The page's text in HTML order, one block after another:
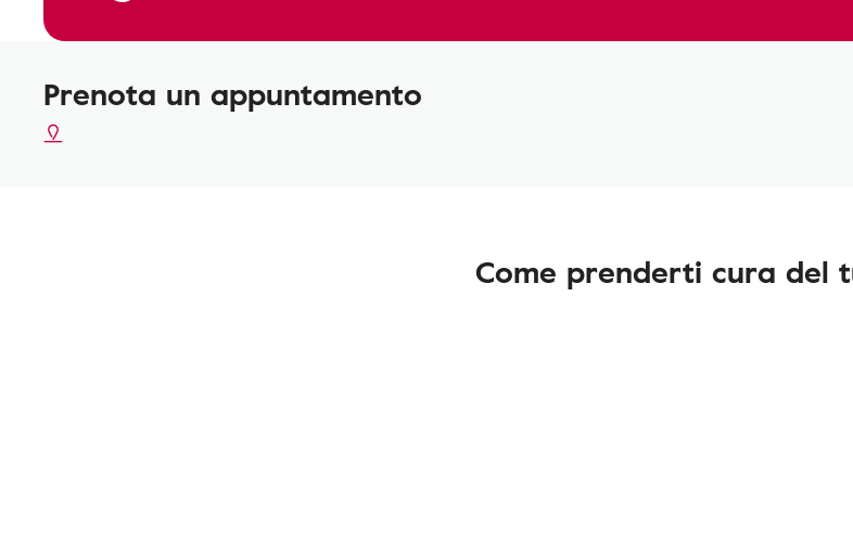
Prenota un appuntamento
Come prenderti cura del